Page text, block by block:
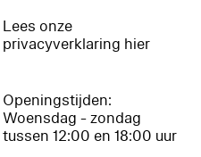
Lees onze
privacyverklaring hier
Openingstijden:
Woensdag - zondag
tussen 12:00 en 18:00 uur